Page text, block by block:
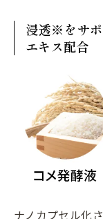
浸透※をサ
エキス配合
ナノカプセル化